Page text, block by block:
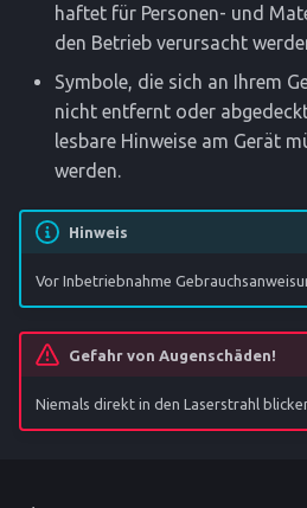
haftet für Personen- und
den Betrieb verursacht
Symbole, die sich an Ihrem
nicht entfernt oder
lesbare Hinweise am Gerät
werden.
Hinweis
Vor Inbetriebnahme
Gefahr von Augenschäden!
Niemals direkt in den Laserstrahl